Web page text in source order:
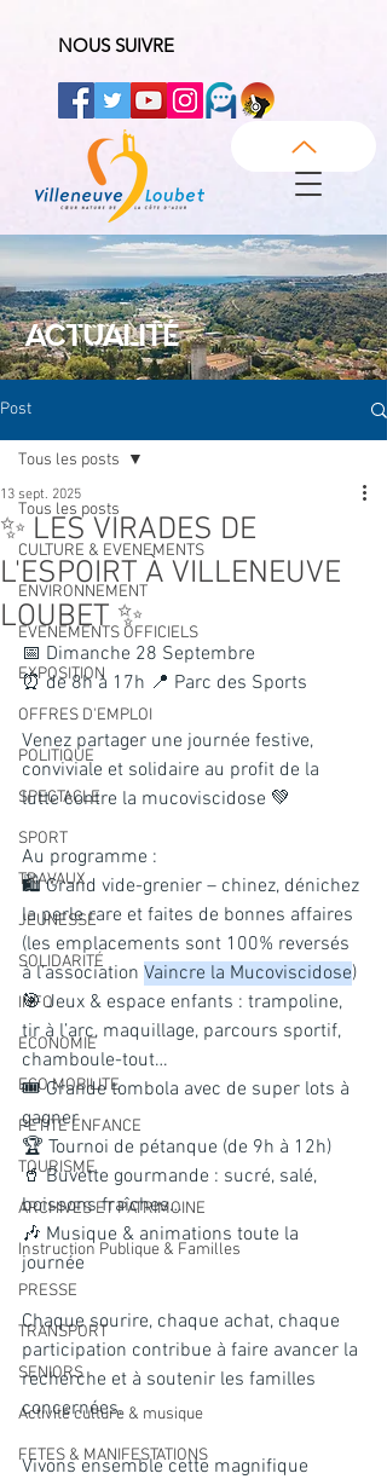
NOUS SUIVRE
ACTUALITÉ
Post
Tous les posts
CULTURE & EVENEMENTS
ENVIRONNEMENT
ÉVÉNEMENTS OFFICIELS
EXPOSITION
OFFRES D'EMPLOI
POLITIQUE
SPECTACLE
SPORT
TRAVAUX
JEUNESSE
SOLIDARITÉ
INFO
ECONOMIE
ECO MOBILITE
PETITE ENFANCE
TOURISME
ARCHIVES ET PATRIMOINE
Instruction Publique & Familles
PRESSE
TRANSPORT
SENIORS
Activité culture & musique
FETES & MANIFESTATIONS
Tous les posts
✨ LES VIRADES DE
L'ESPOIRT À VILLENEUVE
LOUBET ✨
13 sept. 2025
📅 Dimanche 28 Septembre
⏰ de 8h à 17h 📍 Parc des Sports
Venez partager une journée festive,
conviviale et solidaire au profit de la
lutte contre la mucoviscidose 💚
Au programme :
🛍️ Grand vide-grenier – chinez, dénichez
la perle rare et faites de bonnes affaires
(les emplacements sont 100% reversés
à l’association Vaincre la Mucoviscidose)
🎯 Jeux & espace enfants : trampoline,
tir à l’arc, maquillage, parcours sportif,
chamboule-tout…
🎟️ Grande tombola avec de super lots à
gagner
🏆 Tournoi de pétanque (de 9h à 12h)
🥤 Buvette gourmande : sucré, salé,
boissons fraîches…
🎶 Musique & animations toute la
journée
Chaque sourire, chaque achat, chaque
participation contribue à faire avancer la
recherche et à soutenir les familles
concernées.
Vivons ensemble cette magnifique